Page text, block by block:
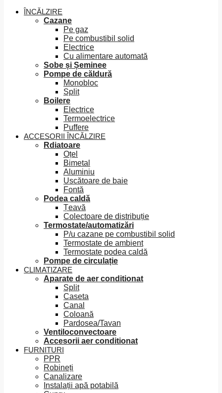
ÎNCĂLZIRE
Cazane
Pe gaz
Pe combustibil solid
Electrice
Cu alimentare automată
Sobe și Șeminee
Pompe de căldură
Monobloc
Split
Boilere
Electrice
Termoelectrice
Puffere
ACCESORII ÎNCĂLZIRE
Rdiatoare
Oțel
Bimetal
Aluminiu
Uscătoare de baie
Fontă
Podea caldă
Țeavă
Colectoare de distribuție
Termostate/automatizări
P/u cazane pe combustibil solid
Termostate de ambient
Termostate podea caldă
Pompe de circulație
CLIMATIZARE
Aparate de aer conditionat
Split
Caseta
Canal
Coloană
Pardosea/Tavan
Ventiloconvectoare
Accesorii aer conditionat
FURNITURI
PPR
Robineți
Canalizare
Instalații apă potabilă